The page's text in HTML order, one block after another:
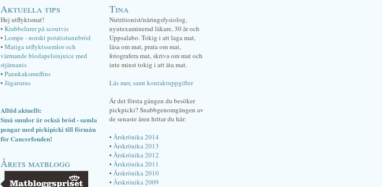
Aktuella tips
Hej utflyktsmat!
• Krabbelurer på scoutvis
• Lompe - norskt potatistunnbröd
• Matiga utflyktssemlor och
värmande blodapelsinjuice med
stjärnanis
• Pannkaksmuffins
• Jägarsnus
Alltid aktuellt:
Små smulor är också bröd - samla
pengar med pickipicki till förmån
för Cancerfonden!
Årets matblogg
Tina
Nutritionist/näringsfysiolog,
nyutexaminerad läkare, 30 år och
Uppsalabo. Tokig i att laga mat,
läsa om mat, prata om mat,
fotografera mat, skriva om mat och
inte minst tokig i att äta mat.
Läs mer, samt kontaktuppgifter
Är det första gången du besöker
pickpicki? Snabbgenomgången av
de senaste åren hittar du här:
• Årskrönika 2014
• Årskrönika 2013
• Årskrönika 2012
• Årskrönika 2011
• Årskrönika 2010
• Årskrönika 2009